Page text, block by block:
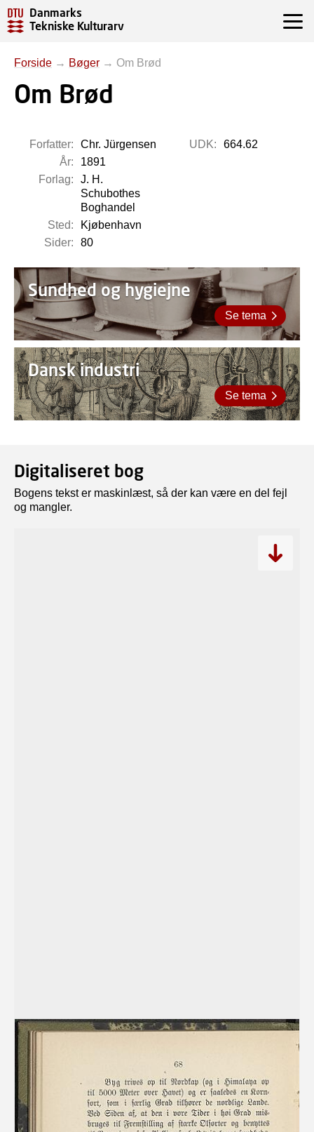
Danmarks
Tekniske Kulturarv
Forside → Bøger → Om Brød
Om Brød
Forfatter:
Chr. Jürgensen
År:
1891
Forlag:
J. H.
Schubothes
Boghandel
Sted:
Kjøbenhavn
Sider:
80
UDK: 664.62
Sundhed og hygiejne
Se tema
Dansk industri
Se tema
Digitaliseret bog
Bogens tekst er maskinlæst, så der kan være en del fejl
og mangler.